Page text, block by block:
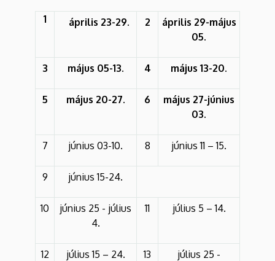
1 április 23-29. 2
április 29-május
05.
3 május 05-13. 4 május 13-20.
5 május 20-27. 6
május 27-június
03.
7 június 03-10. 8 június 11 – 15.
9 június 15-24.
10
június 25 - július
4.
11 július 5 – 14.
12 július 15 – 24. 13
július 25 -